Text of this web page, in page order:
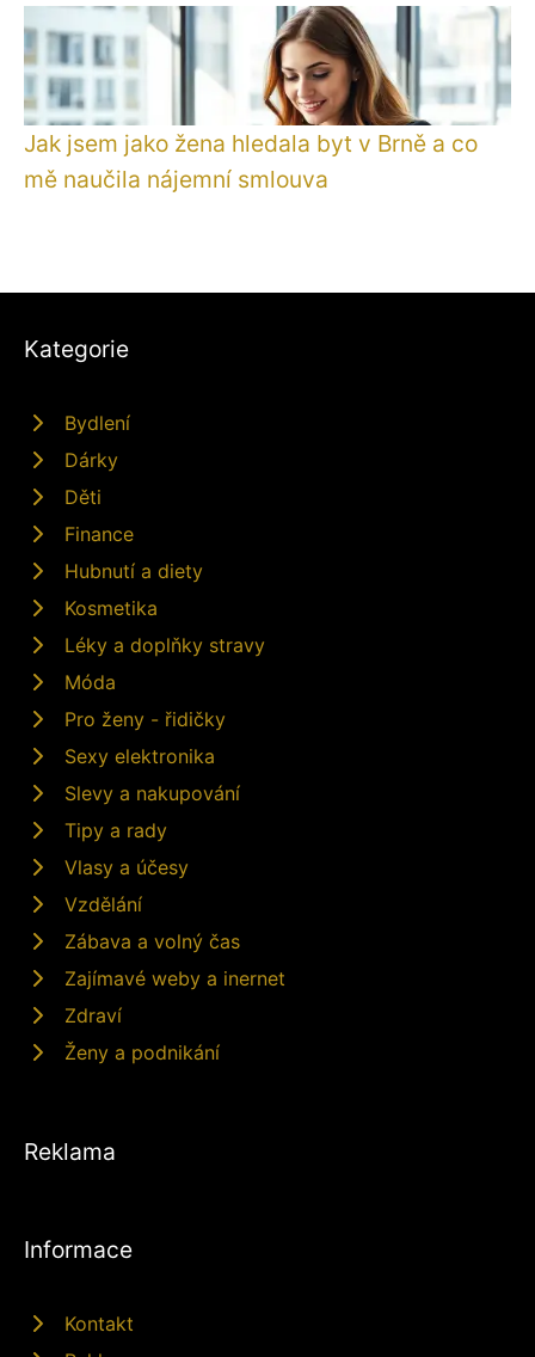
Jak jsem jako žena hledala byt v Brně a co
mě naučila nájemní smlouva
Kategorie
Bydlení
Dárky
Děti
Finance
Hubnutí a diety
Kosmetika
Léky a doplňky stravy
Móda
Pro ženy - řidičky
Sexy elektronika
Slevy a nakupování
Tipy a rady
Vlasy a účesy
Vzdělání
Zábava a volný čas
Zajímavé weby a inernet
Zdraví
Ženy a podnikání
Reklama
Informace
Kontakt